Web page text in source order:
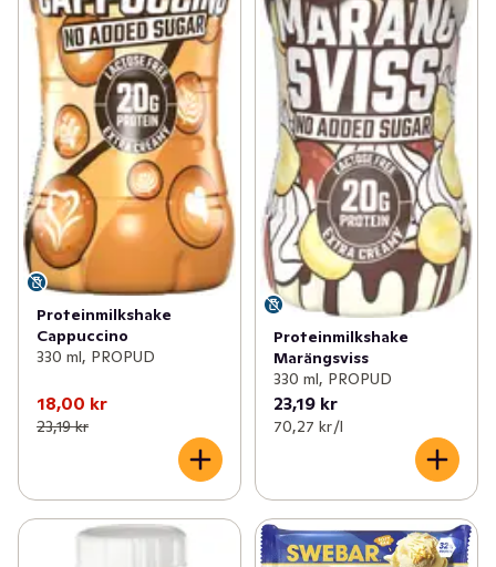
Proteinmilkshake
Cappuccino
330 ml, PROPUD
18,00 kr
23,19 kr
Proteinmilkshake
Marängsviss
330 ml, PROPUD
23,19 kr
70,27 kr /l